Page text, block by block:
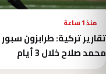
منذ 1 ساعة
محمد صلاح خلال 3 أيام